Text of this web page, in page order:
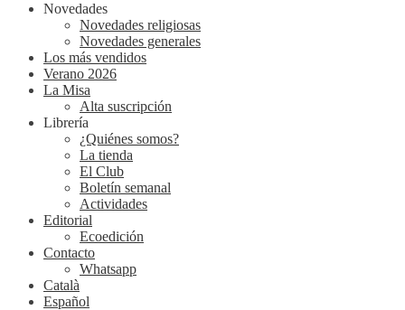
Novedades
Novedades religiosas
Novedades generales
Los más vendidos
Verano 2026
La Misa
Alta suscripción
Librería
¿Quiénes somos?
La tienda
El Club
Boletín semanal
Actividades
Editorial
Ecoedición
Contacto
Whatsapp
Català
Español